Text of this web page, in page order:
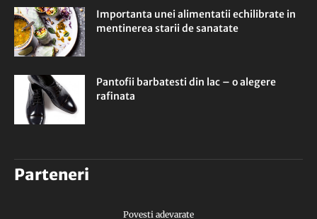
Importanta unei alimentatii echilibrate in
mentinerea starii de sanatate
Pantofii barbatesti din lac – o alegere
rafinata
Parteneri
Povesti adevarate